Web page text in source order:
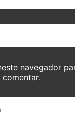
navegador